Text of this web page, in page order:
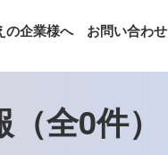
の企業様へ お問い合わせ
全0件）